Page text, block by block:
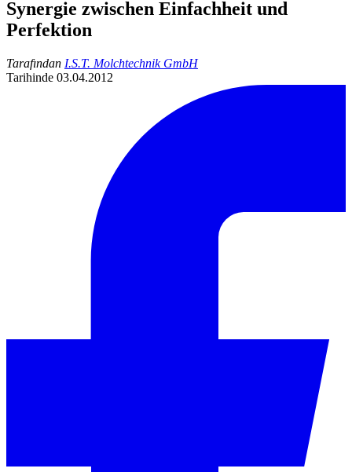
Synergie zwischen Einfachheit und
Perfektion
Tarafından I.S.T. Molchtechnik GmbH
Tarihinde 03.04.2012